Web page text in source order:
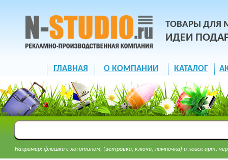
ТОВАРЫ ДЛЯ
ИДЕИ
ГЛАВНАЯ О КОМПАНИИ КАТАЛОГ
Например: флешки с логотипом, (ветровка, ключи, лампочка) и поиск арт.